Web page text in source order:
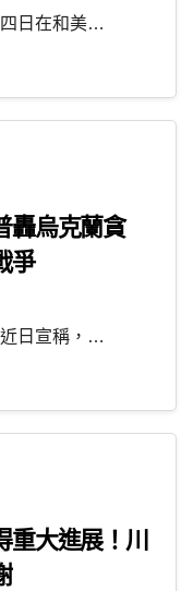
日在和美…
轟烏克蘭貪
爭
日宣稱，…
大進展！川